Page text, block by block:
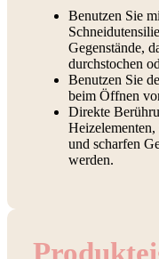
Benutzen Sie
Gegenstände,
durchstochen
Benutzen Sie
beim Öffnen
Direkte
und scharfen
werden.